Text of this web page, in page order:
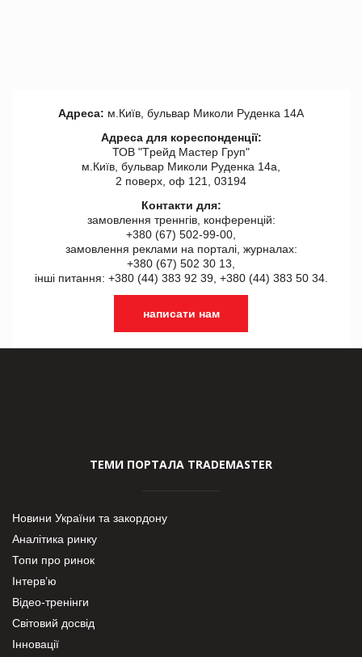
Адреса: м.Київ, бульвар Миколи Руденка 14А
Адреса для кореспонденції:
ТОВ "Tрейд Мастер Груп"
м.Київ, бульвар Миколи Руденка 14а,
2 поверх, оф 121, 03194
Контакти для:
замовлення треннгів, конференцій:
+380 (67) 502-99-00,
замовлення реклами на порталі, журналах:
+380 (67) 502 30 13,
інші питання: +380 (44) 383 92 39, +380 (44) 383 50 34.
написати нам
ТЕМИ ПОРТАЛА TRADEMASTER
Новини України та закордону
Аналітика ринку
Топи про ринок
Інтерв’ю
Відео-тренінги
Світовий досвід
Інновації